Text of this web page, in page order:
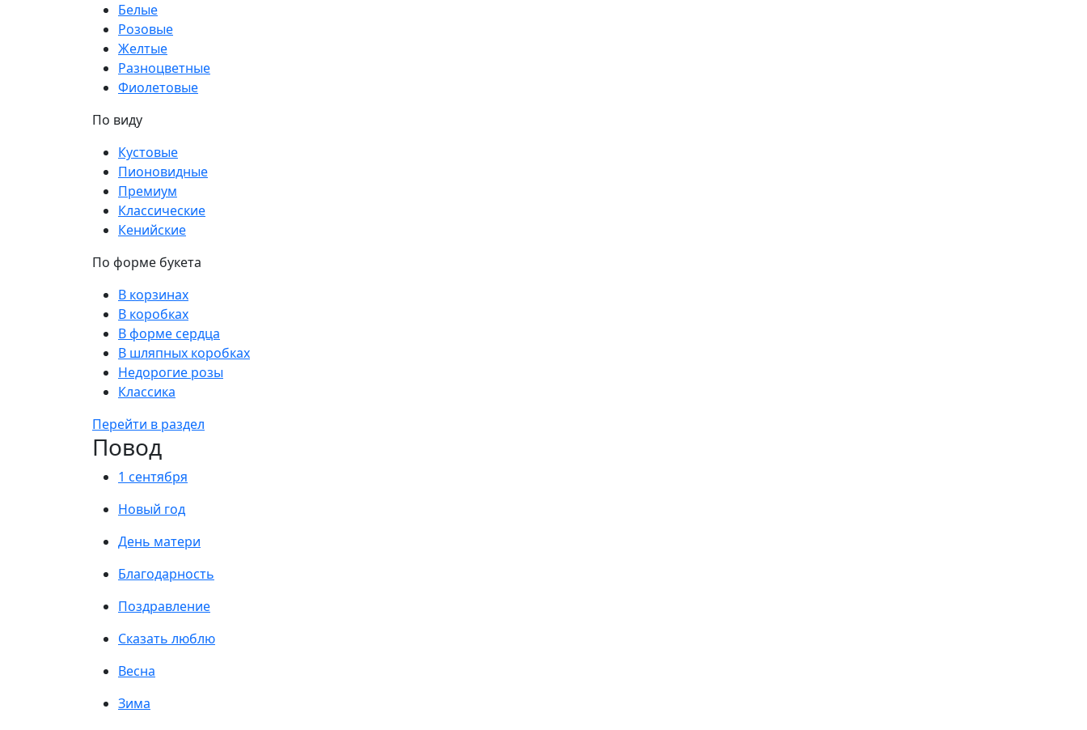
Белые
Розовые
Желтые
Разноцветные
Фиолетовые
По виду
Кустовые
Пионовидные
Премиум
Классические
Кенийские
По форме букета
В корзинах
В коробках
В форме сердца
В шляпных коробках
Недорогие розы
Классика
Перейти в раздел
Повод
1 сентября
Новый год
День матери
Благодарность
Поздравление
Сказать люблю
Весна
Зима